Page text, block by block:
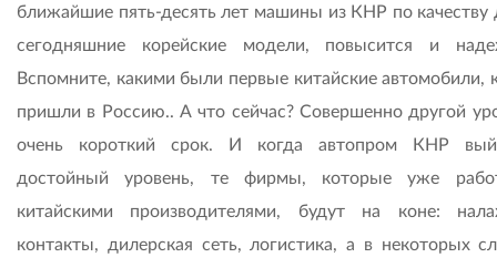
ближайшие пять-десять лет машины из КНР по качеству
сегодняшние корейские модели, повысится и
Вспомните, какими были первые китайские автомобили,
пришли в Россию.. А что сейчас? Совершенно другой
очень короткий срок. И когда автопром КНР
достойный уровень, те фирмы, которые уже
китайскими производителями, будут на коне:
контакты, дилерская сеть, логистика, а в некоторых